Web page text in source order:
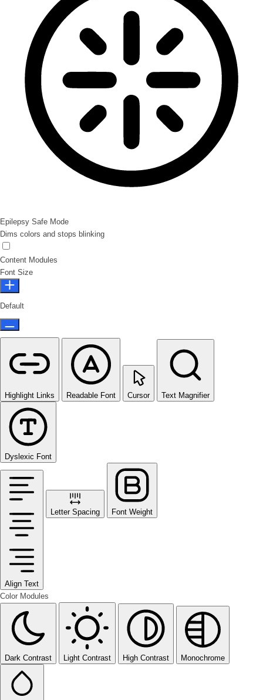
Epilepsy Safe Mode
Dims colors and stops blinking
Content Modules
Font Size
Default
Highlight Links Readable Font Cursor Text Magnifier
Dyslexic Font
Align Text
Letter Spacing Font Weight
Color Modules
Dark Contrast Light Contrast High Contrast Monochrome